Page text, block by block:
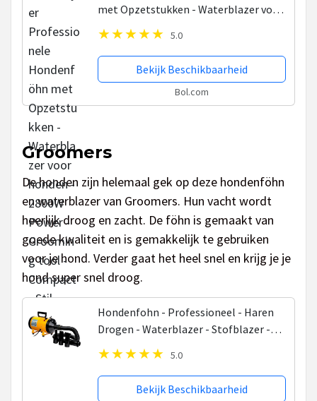
met Opzetstukken - Waterblazer voor
honden - 2800W Power - Grooming
tool - Compact - Stil design - Zwart
5.0
Bekijk Beschikbaarheid
Bol.com
Groomers
De honden zijn helemaal gek op deze hondenföhn
en waterblazer van Groomers. Hun vacht wordt
heerlijk droog en zacht. De föhn is gemaakt van
goede kwaliteit en is gemakkelijk te gebruiken
voor je hond. Verder gaat het heel snel en krijg je je
hond super snel droog.
Hondenfohn - Professioneel - Haren
Drogen - Waterblazer - Stofblazer -
Vachtverzorging - Reinigen -
Dierenborstel - Verstelbaar Vermogen
- Huisdier -...
5.0
Bekijk Beschikbaarheid